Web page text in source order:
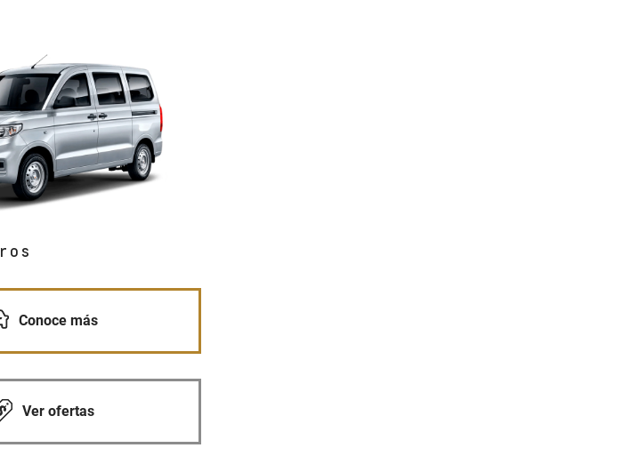
Conoce más
Ver ofertas